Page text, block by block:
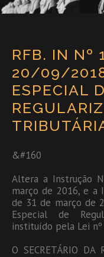
RFB. IN Nº
20/09/2018
ESPECIAL
&#160
Altera a Instrução
março de 2016, e a
de 31 de março de
Especial de
instituído pela Lei
O SECRETÁRIO DA